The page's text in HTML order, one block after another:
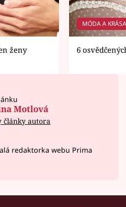
ženy
MÓDA A
6
Motlová
články autora
redaktorka webu Prima